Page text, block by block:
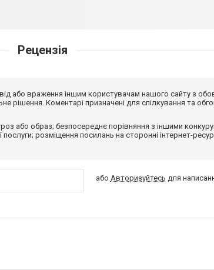
Рецензія
або враження іншим користувачам нашого сайту з
рішення. Коментарі призначені для спілкування та
або образ; безпосереднє порівняння з іншими
послуги; розміщення посилань на сторонні інтернет-
або Авторизуйтесь для